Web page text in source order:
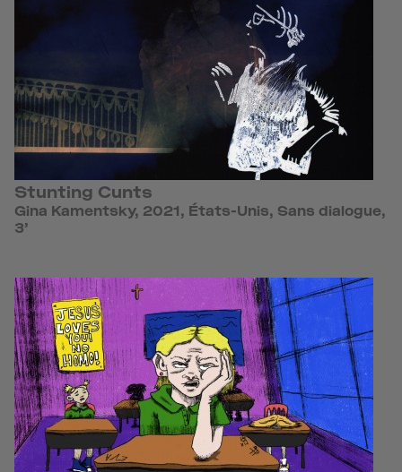
Stunting Cunts
Gina Kamentsky, 2021, États-Unis, Sans dialogue,
3’